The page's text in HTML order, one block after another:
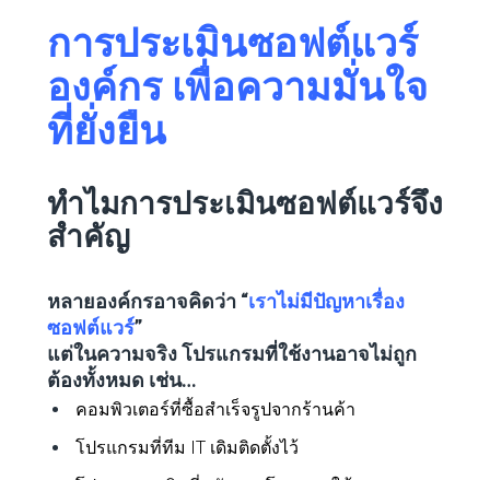
การประเมินซอฟต์แวร์
องค์กร เพื่อความมั่นใจ
ที่ยั่งยืน
ทำไมการประเมินซอฟต์แวร์จึง
สำคัญ
หลายองค์กรอาจคิดว่า “เราไม่มีปัญหาเรื่อง
ซอฟต์แวร์”
แต่ในความจริง โปรแกรมที่ใช้งานอาจไม่ถูก
ต้องทั้งหมด เช่น…
คอมพิวเตอร์ที่ซื้อสำเร็จรูปจากร้านค้า
โปรแกรมที่ทีม IT เดิมติดตั้งไว้